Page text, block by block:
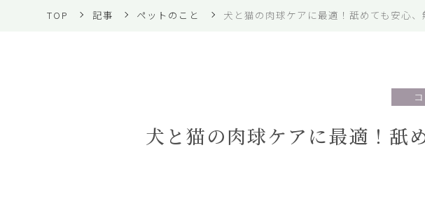
TOP 記事 ペットのこと 犬と猫の肉球ケアに最適！舐めても安心
犬と猫の肉球ケアに最適！舐